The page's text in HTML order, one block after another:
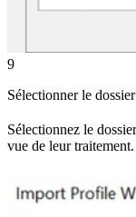
9
Sélectionner le
Sélectionnez le
vue de leur traitement.